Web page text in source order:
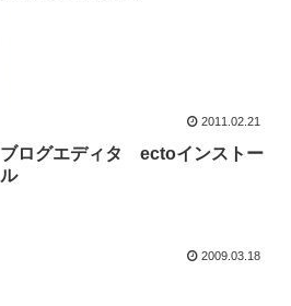
2011.02.21
ブログエディタ ectoインストー
ル
2009.03.18